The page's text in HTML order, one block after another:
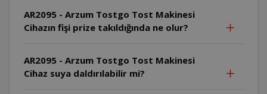
AR2095 - Arzum Tostgo Tost Makinesi
Cihazın fişi prize takıldığında ne olur?
AR2095 - Arzum Tostgo Tost Makinesi
Cihaz suya daldırılabilir mi?